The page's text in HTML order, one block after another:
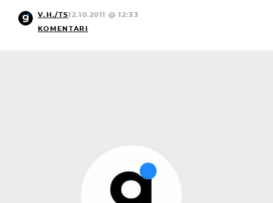
V.H./TS12.10.2011 @ 12:33
KOMENTARI